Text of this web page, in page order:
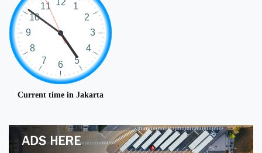
Current time in Jakarta